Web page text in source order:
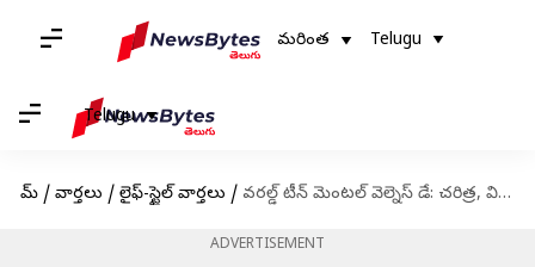
మరింత Telugu
Telugu
హోమ్ / వార్తలు / లైఫ్-స్టైల్ వార్తలు / వరల్డ్ టీన్ మెంటల్ వెల్నెస్ డే: చరిత్ర, విశేషాలు, టీనేజర్ల మానసిక సమస్యలు, అధిగమించే పద్దతులు
ADVERTISEMENT